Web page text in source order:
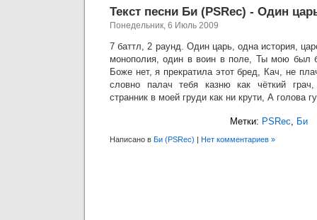
Текст песни Би (PSRec) - Один
Понедельник, 6 Июль 2009
7 баттл, 2 раунд. Один царь, одна история,
монополия, один в воин в поле, Ты мою был
Боже нет, я прекратила этот бред, Кач, не
словно палач тебя казню как чёткий
странник в моей груди как ни крути, А голова
Метки: PSRec, Би
Написано в Би (PSRec) | Нет комментариев »